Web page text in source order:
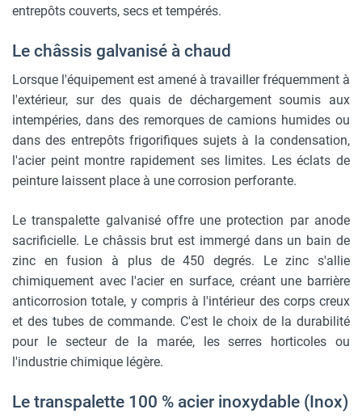
entrepôts couverts, secs et tempérés.
Le châssis galvanisé à chaud
Lorsque l'équipement est amené à travailler fréquemment à
l'extérieur, sur des quais de déchargement soumis aux
intempéries, dans des remorques de camions humides ou
dans des entrepôts frigorifiques sujets à la condensation,
l'acier peint montre rapidement ses limites. Les éclats de
peinture laissent place à une corrosion perforante.
Le transpalette galvanisé offre une protection par anode
sacrificielle. Le châssis brut est immergé dans un bain de
zinc en fusion à plus de 450 degrés. Le zinc s'allie
chimiquement avec l'acier en surface, créant une barrière
anticorrosion totale, y compris à l'intérieur des corps creux
et des tubes de commande. C'est le choix de la durabilité
pour le secteur de la marée, les serres horticoles ou
l'industrie chimique légère.
Le transpalette 100 % acier inoxydable (Inox)